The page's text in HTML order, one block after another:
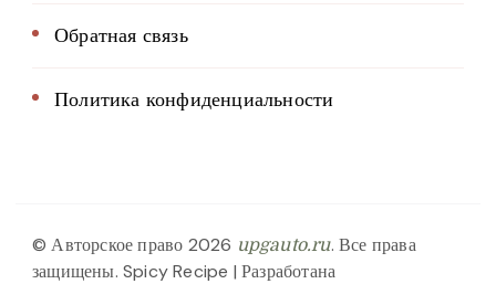
Обратная связь
Политика конфиденциальности
© Авторское право 2026 upgauto.ru. Все права
защищены. Spicy Recipe | Разработана